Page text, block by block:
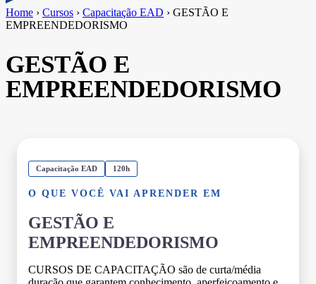
Home › Cursos › Capacitação EAD › GESTÃO E
EMPREENDEDORISMO
GESTÃO E
EMPREENDEDORISMO
Capacitação EAD 120h
O QUE VOCÊ VAI APRENDER EM
GESTÃO E
EMPREENDEDORISMO
CURSOS DE CAPACITAÇÃO são de curta/média